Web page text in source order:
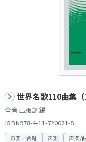
世界名歌110曲集（
全音 出版部 編
ISBN978-4-11-720021-8
声楽／合唱 声楽 声楽/